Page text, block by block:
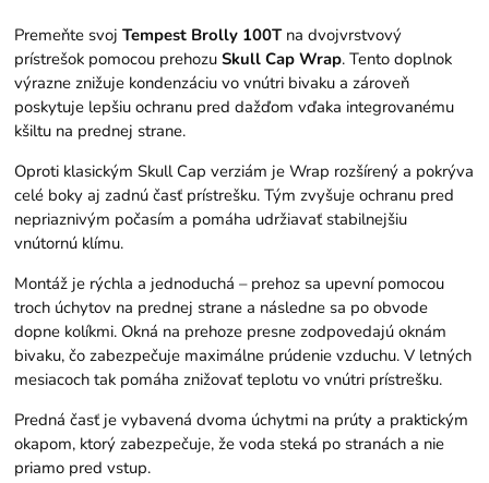
Premeňte svojTempest Brolly 100Tna dvojvrstvový
prístrešok pomocou prehozuSkull Cap Wrap. Tento doplnok
výrazne znižuje kondenzáciu vo vnútri bivaku a zároveň
poskytuje lepšiu ochranu pred dažďom vďaka integrovanému
kšiltu na prednej strane.
Oproti klasickým Skull Cap verziám je Wrap rozšírený a pokrýva
celé boky aj zadnú časť prístrešku. Tým zvyšuje ochranu pred
nepriaznivým počasím a pomáha udržiavať stabilnejšiu
vnútornú klímu.
Montáž je rýchla a jednoduchá – prehoz sa upevní pomocou
troch úchytov na prednej strane a následne sa po obvode
dopne kolíkmi. Okná na prehoze presne zodpovedajú oknám
bivaku, čo zabezpečuje maximálne prúdenie vzduchu. V letných
mesiacoch tak pomáha znižovať teplotu vo vnútri prístrešku.
Predná časť je vybavená dvoma úchytmi na prúty a praktickým
okapom, ktorý zabezpečuje, že voda steká po stranách a nie
priamo pred vstup.